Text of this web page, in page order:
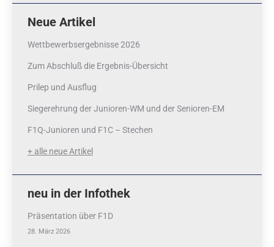
Neue Artikel
Wettbewerbsergebnisse 2026
Zum Abschluß die Ergebnis-Übersicht
Prilep und Ausflug
Siegerehrung der Junioren-WM und der Senioren-EM
F1Q-Junioren und F1C – Stechen
+ alle neue Artikel
neu in der Infothek
Präsentation über F1D
28. März 2026